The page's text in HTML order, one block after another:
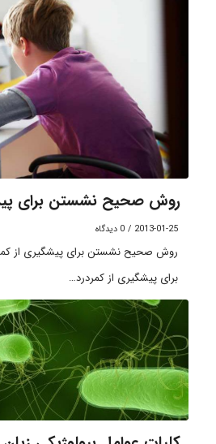
روش صحیح نشستن برای
2013-01-25
/ 0 دیدگاه
روش صحیح نشستن برای پیشگیری از
برای پیشگیری از کمردرد…